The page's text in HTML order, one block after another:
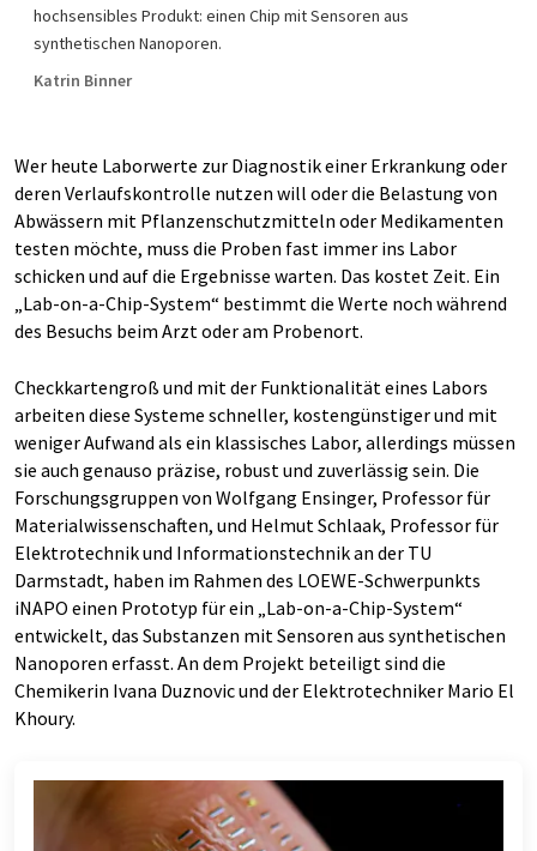
hochsensibles Produkt: einen Chip mit Sensoren aus
synthetischen Nanoporen.
Katrin Binner
Wer heute Laborwerte zur Diagnostik einer Erkrankung oder
deren Verlaufskontrolle nutzen will oder die Belastung von
Abwässern mit Pflanzenschutzmitteln oder Medikamenten
testen möchte, muss die Proben fast immer ins Labor
schicken und auf die Ergebnisse warten. Das kostet Zeit. Ein
„Lab-on-a-Chip-System“ bestimmt die Werte noch während
des Besuchs beim Arzt oder am Probenort.
Checkkartengroß und mit der Funktionalität eines Labors
arbeiten diese Systeme schneller, kostengünstiger und mit
weniger Aufwand als ein klassisches Labor, allerdings müssen
sie auch genauso präzise, robust und zuverlässig sein. Die
Forschungsgruppen von Wolfgang Ensinger, Professor für
Materialwissenschaften, und Helmut Schlaak, Professor für
Elektrotechnik und Informationstechnik an der TU
Darmstadt, haben im Rahmen des LOEWE-Schwerpunkts
iNAPO einen Prototyp für ein „Lab-on-a-Chip-System“
entwickelt, das Substanzen mit Sensoren aus synthetischen
Nanoporen erfasst. An dem Projekt beteiligt sind die
Chemikerin Ivana Duznovic und der Elektrotechniker Mario El
Khoury.